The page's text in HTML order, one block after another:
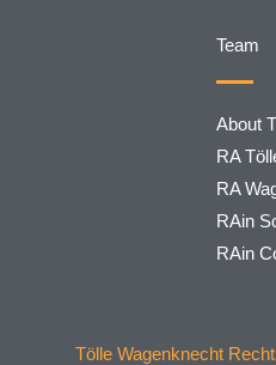
Team
About
RA
RA
RAin
RAin
Tölle Wagenknecht